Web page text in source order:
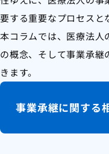
要する重要なプロセスと
本コラムでは、医療法人
の概念、そして事業承継
きます。
事業承継に関する